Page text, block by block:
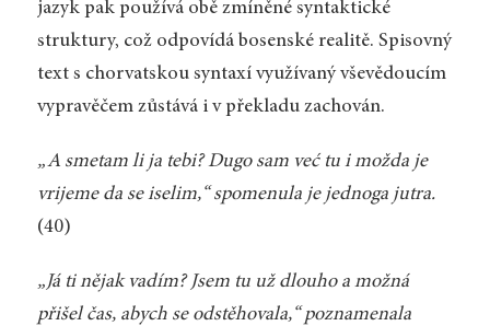
jazyk pak používá obě zmíněné syntaktické
struktury, což odpovídá bosenské realitě. Spisovný
text s chorvatskou syntaxí využívaný vševědoucím
vypravěčem zůstává i v překladu zachován.
„A smetam li ja tebi? Dugo sam već tu i možda je
vrijeme da se iselim,“ spomenula je jednoga jutra.
(40)
„Já ti nějak vadím? Jsem tu už dlouho a možná
přišel čas, abych se odstěhovala,“ poznamenala